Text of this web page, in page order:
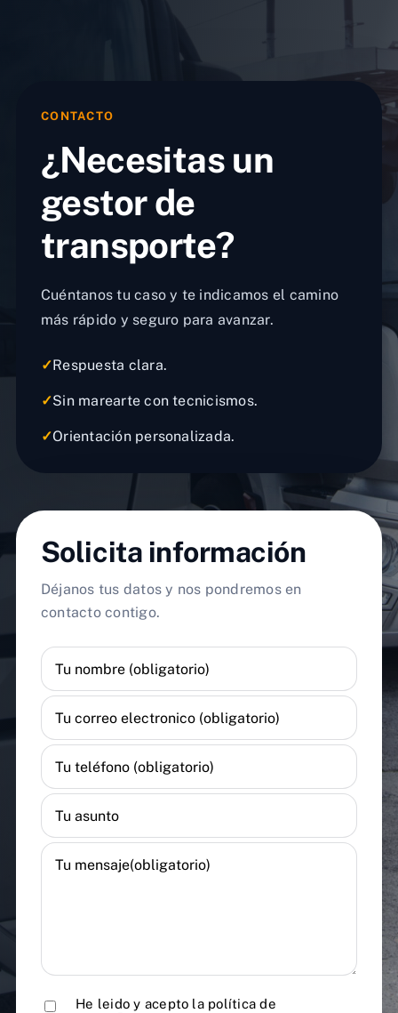
CONTACTO
¿Necesitas un
gestor de
transporte?
Cuéntanos tu caso y te indicamos el camino
más rápido y seguro para avanzar.
✓Respuesta clara.
✓Sin marearte con tecnicismos.
✓Orientación personalizada.
Solicita información
Déjanos tus datos y nos pondremos en
contacto contigo.
He leido y acepto la política de